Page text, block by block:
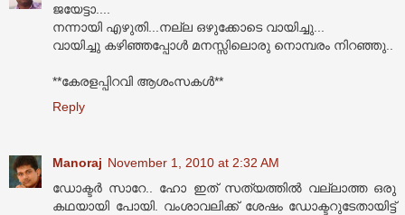
ജയേട്ടാ....
നന്നായി എഴുതി...നല്ല ഒഴുക്കോടെ വായിച്ചു...
വായിച്ചു കഴിഞ്ഞപ്പോള്‍ മനസ്സിലൊരു നൊമ്പരം നിറഞ്ഞു..
**കേരളപ്പിറവി ആശംസകള്‍**
Reply
Manoraj November 1, 2010 at 2:32 AM
ഡോക്ടര്‍ സാറേ.. ഹോ ഇത് സത്യത്തില്‍ വല്ലാത്ത ഒരു
കഥയായി പോയി. വംശാവലിക്ക് ശേഷം ഡോക്ടറുടേതായിട്ട്